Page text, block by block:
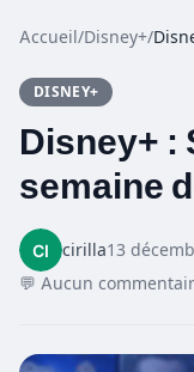
Accueil/Disney+/
DISNEY+
Disney+ :
semaine
cirilla13
💬 Aucun